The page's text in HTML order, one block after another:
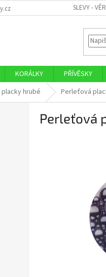
SLEVY -
KORÁLKY PŘÍVĚSKY
hrubé Perleťová
Perleťová